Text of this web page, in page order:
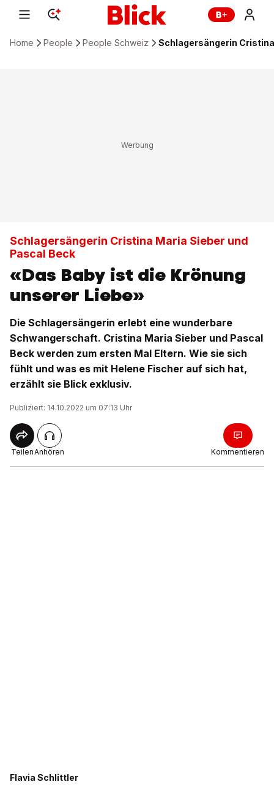
Home People People Schweiz Schlagersängerin
Schlagersängerin Cristina Maria Sieber und
Pascal Beck
«Das Baby ist die Krönung
unserer Liebe»
Die Schlagersängerin erlebt eine wunderbare
Schwangerschaft. Cristina Maria Sieber und Pascal
Beck werden zum ersten Mal Eltern. Wie sie sich
fühlt und was es mit Helene Fischer auf sich hat,
erzählt sie Blick exklusiv.
Publiziert: 14.10.2022 um 07:13 Uhr
TeilenAnhören Kommentieren
Flavia Schlittler